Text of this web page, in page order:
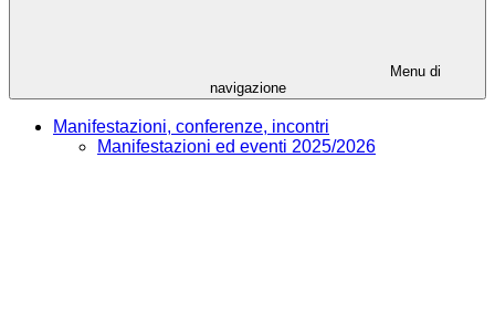
Menu di
navigazione
Manifestazioni, conferenze, incontri
Manifestazioni ed eventi 2025/2026